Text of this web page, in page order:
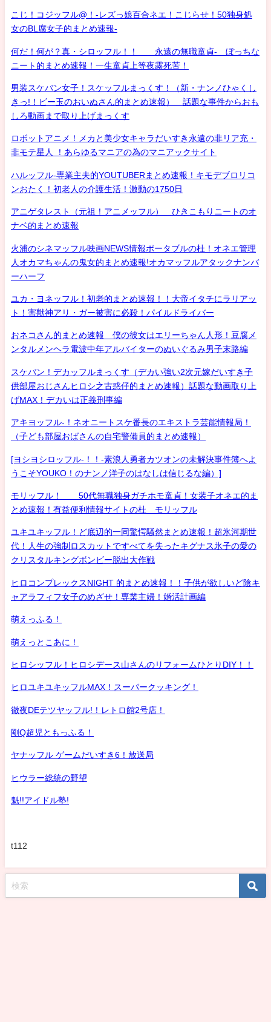
こじ！コジッフル@！-レズっ娘百合ネエ！こじらせ！50独身処
女のBL腐女子的まとめ速報-
何だ！何が？真・シロッフル！！ 永遠の無職童貞- ぼっちな
ニート的まとめ速報！一生童貞上等夜露死苦！
男装スケバン女子！スケッフルまっくす！（新・ナンノひゃくし
きっ!！ビー玉のおいぬさん的まとめ速報） 話題な事件からおも
しろ動画まで取り上げまっくす
ロボットアニメ！メカと美少女キャラだいすき永遠の非リア充・
非モテ星人 ！あらゆるマニアの為のマニアックサイト
ハルッフル-専業主夫的YOUTUBERまとめ速報！キモデブロリコ
ンおたく！初老人の介護生活！激動の1750日
アニゲタレスト（元祖！アニメッフル） ひきこもりニートのオ
ナベ的まとめ速報
火浦のシネマッフル映画NEWS情報ポータブルの杜！オネエ管理
人オカマちゃんの鬼女的まとめ速報!オカマッフルアタックナンバ
ーハーフ
ユカ・ヨネッフル！初老的まとめ速報！！大帝イタチにラリアッ
ト！害獣神アリ・ガー被害に必殺！パイルドライバー
おネコさん的まとめ速報 僕の彼女はエリーちゃん人形！豆腐メ
ンタルメンヘラ電波中年アルバイターのぬいぐるみ男子末路編
スケバン！デカッフルまっくす（デカい強い2次元嫁だいすき子
供部屋おじさんヒロシ之古惑仔的まとめ速報）話題な動画取り上
げMAX！デカいは正義刑事編
アキヨッフル-！ネオニートスケ番長のエキストラ芸能情報局！
（子ども部屋おばさんの自宅警備員的まとめ速報）
[ヨシヨシロッフル-！！-素浪人勇者カツオンの未解決事件簿へよ
うこそYOUKO！のナンノ洋子のはなしは信じるな編）]
モリッフル！ 50代無職独身ガチホモ童貞！女装子オネエ的ま
とめ速報！有益便利情報サイトの杜 モリッフル
ユキユキッフル！ど底辺的一同驚愕騒然まとめ速報！超氷河期世
代！人生の強制ロスカットですべてを失ったキグナス氷子の愛の
クリスタルキングボンビー脱出大作戦
ヒロコンプレックスNIGHT 的まとめ速報！！子供が欲しいど陰キ
ャアラフィフ女子のめざせ！専業主婦！婚活計画編
萌えっふる！
萌えっとこあに！
ヒロシッフル！ヒロシデース山さんのリフォームひとりDIY！！
ヒロユキユキッフルMAX！スーパークッキング！
徹夜DEテツヤッフル!！レトロ館2号店！
剛Q超児ともっふる！
ヤナッフル ゲームだいすき6！放送局
ヒウラー総統の野望
魁!!アイドル塾!
t112